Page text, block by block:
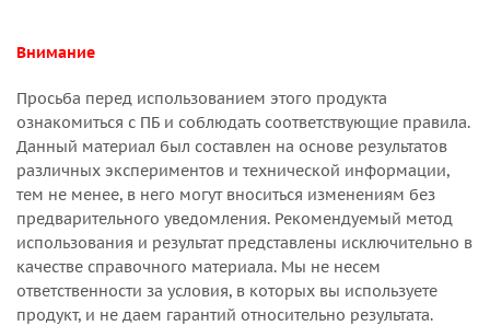
Внимание
Просьба перед использованием этого продукта
ознакомиться с ПБ и соблюдать соответствующие правила.
Данный материал был составлен на основе результатов
различных экспериментов и технической информации,
тем не менее, в него могут вноситься изменениям без
предварительного уведомления. Рекомендуемый метод
использования и результат представлены исключительно в
качестве справочного материала. Мы не несем
ответственности за условия, в которых вы используете
продукт, и не даем гарантий относительно результата.